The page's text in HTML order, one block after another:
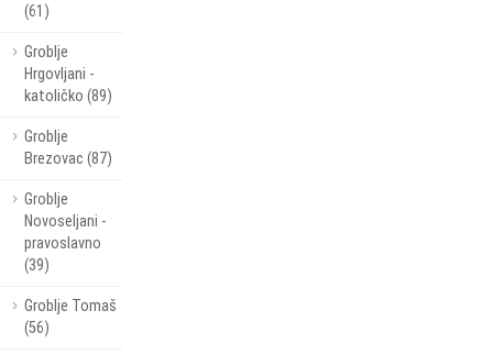
(61)
Groblje
Hrgovljani -
katoličko (89)
Groblje
Brezovac (87)
Groblje
Novoseljani -
pravoslavno
(39)
Groblje Tomaš
(56)